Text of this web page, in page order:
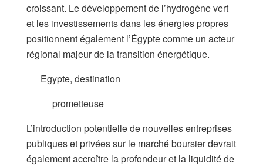
croissant. Le développement de l’hydrogène vert
et les investissements dans les énergies propres
positionnent également l’Égypte comme un acteur
régional majeur de la transition énergétique.
Egypte, destination
prometteuse
L’introduction potentielle de nouvelles entreprises
publiques et privées sur le marché boursier devrait
également accroître la profondeur et la liquidité de